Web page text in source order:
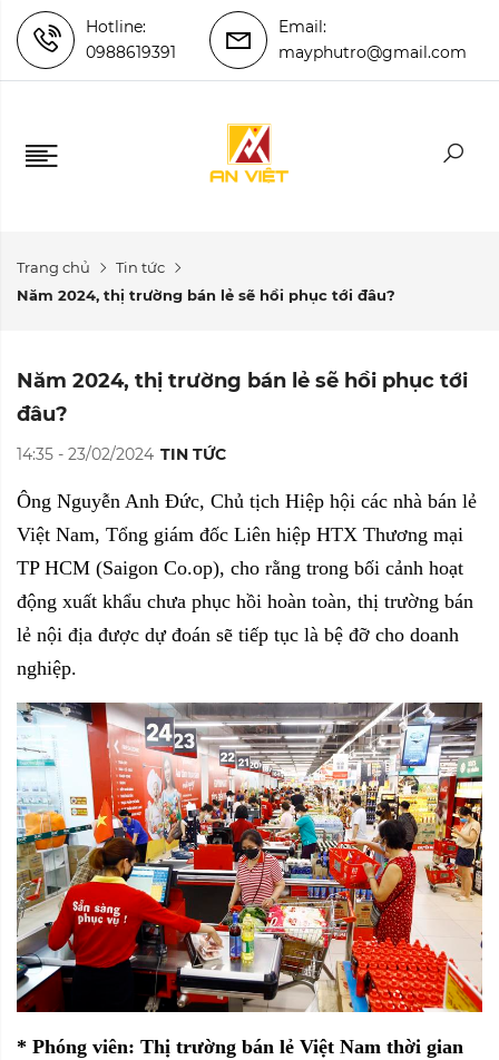
Hotline:
0988619391
Email:
mayphutro@gmail.com
Trang chủ
Tin tức
Năm 2024, thị trường bán lẻ sẽ hồi phục tới đâu?
Năm 2024, thị trường bán lẻ sẽ hồi phục tới
đâu?
14:35 - 23/02/2024 TIN TỨC
Ông Nguyễn Anh Đức, Chủ tịch Hiệp hội các nhà bán lẻ
Việt Nam, Tổng giám đốc Liên hiệp HTX Thương mại
TP HCM (Saigon Co.op), cho rằng trong bối cảnh hoạt
động xuất khẩu chưa phục hồi hoàn toàn, thị trường bán
lẻ nội địa được dự đoán sẽ tiếp tục là bệ đỡ cho doanh
nghiệp.
* Phóng viên: Thị trường bán lẻ Việt Nam thời gian